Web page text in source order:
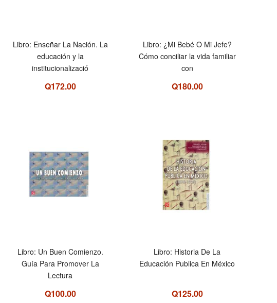
Libro: Enseñar La Nación. La
educación y la
institucionalizació
Q172.00
Libro: ¿Mi Bebé O Mi Jefe?
Cómo conciliar la vida familiar
con
Q180.00
Libro: Un Buen Comienzo.
Guía Para Promover La
Lectura
Q100.00
Libro: Historia De La
Educación Publica En México
Q125.00